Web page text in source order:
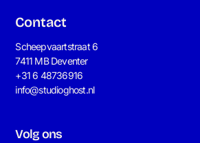
Contact
Scheepvaartstraat 6
7411 MB Deventer
+31 6 48736916
info@studioghost.nl
Volg ons